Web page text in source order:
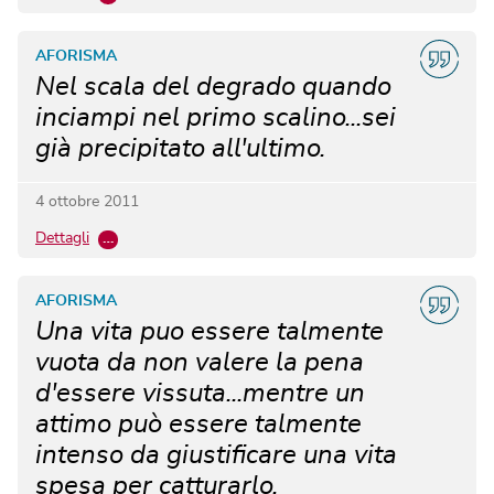
Nel scala del degrado quando
inciampi nel primo scalino...sei
già precipitato all'ultimo.
AFORISMA
4 ottobre 2011
Dettagli …
Una vita puo essere talmente
vuota da non valere la pena
d'essere vissuta...mentre un
attimo può essere talmente
intenso da giustificare una vita
spesa per catturarlo.
AFORISMA